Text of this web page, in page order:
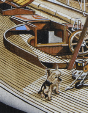
qui n’a
temps d’être
en détail Peintures terminées
récemment